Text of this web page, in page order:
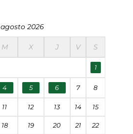
agosto 2026
M X J V S
1
4 5 6 7 8
11 12 13 14 15
18 19 20 21 22